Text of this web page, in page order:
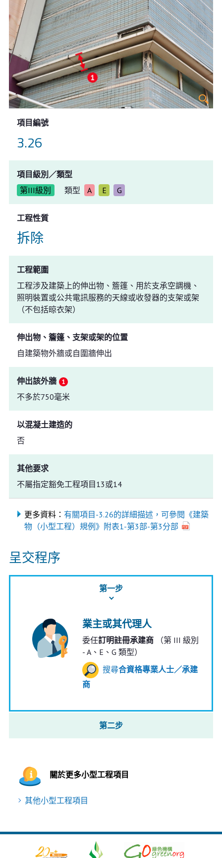
項目編號
3.26
項目級別／類型
第III級別
類型 A E G
工程性質
拆除
工程範圍
工程涉及建築上的伸出物、簷篷、用於支承空調機、
照明裝置或公共電訊服務的天線或收發器的支架或架
（不包括晾衣架）
伸出物、簷篷、支架或架的位置
自建築物外牆或自圍牆伸出
伸出該外牆
不多於750毫米
以混凝土建造的
否
其他要求
不屬指定豁免工程項目13或14
更多資料： 有關項目-3.26的詳細描述，可參閱《建築
物（小型工程）規例》附表1-第3部-第3分部
呈交程序
第一步
業主或其代理人
委任訂明註冊承建商（第 III 級別
- A、E、G 類型）
搜尋合資格專業人士／承建
商
第二步
關於更多小型工程項目
其他小型工程項目